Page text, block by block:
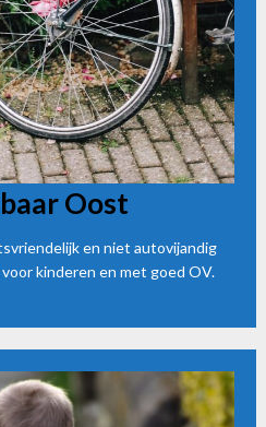
Oost
en niet autovijandig
kinderen en met goed OV.